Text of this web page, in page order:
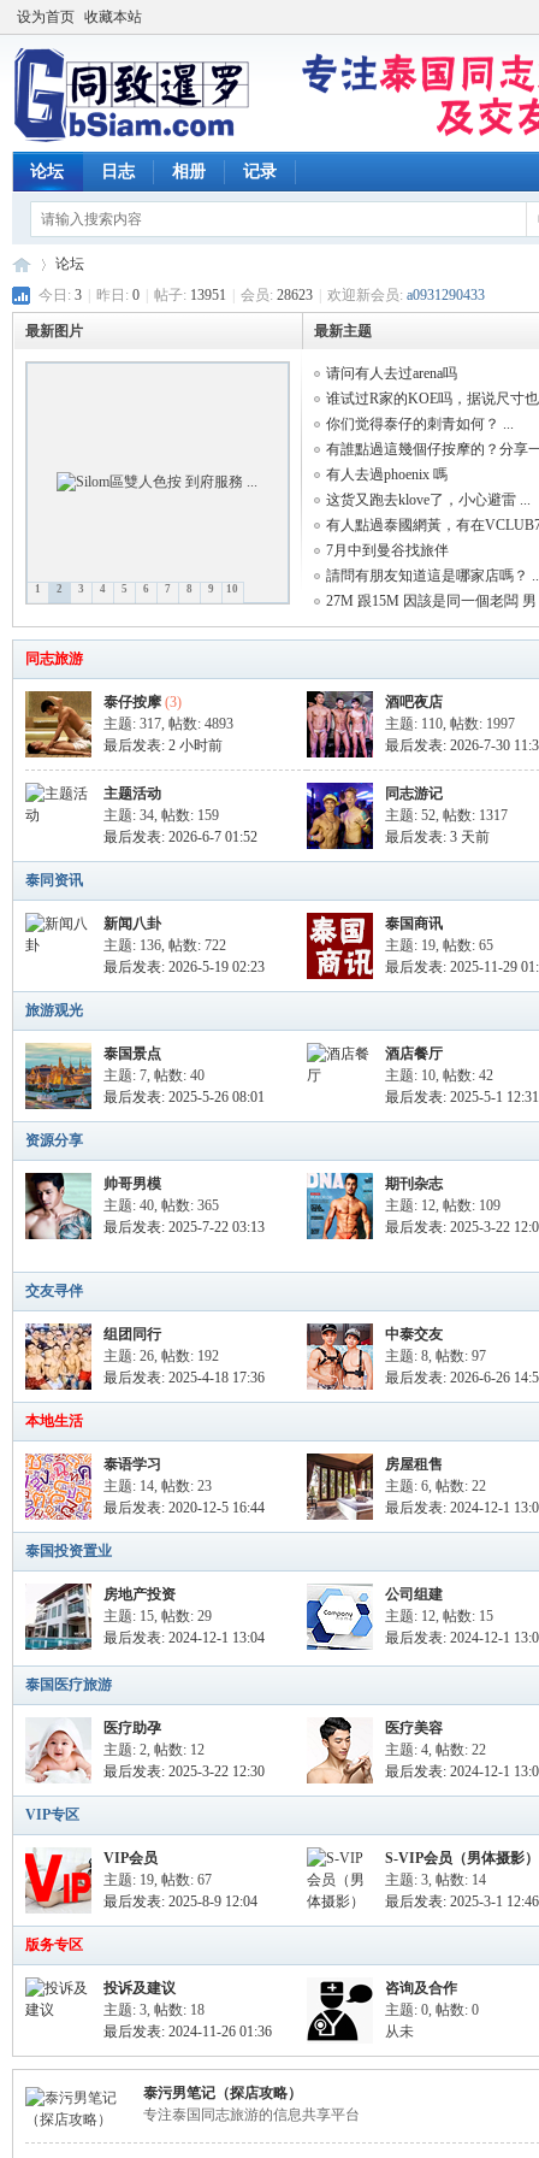
设为首页 收藏本站
论坛 日志 相册 记录
致
罗
（
Gb
Sia
m.
»
论坛
今日: 3 昨日: 0 帖子: 13951 会员: 28623 欢迎新会员: a0931290433
最新图片
1 2 3 4 5 6 7 8 9 10
最新主题
请问有人去过arena吗
谁试过R家的KOE吗，据说尺寸
你们觉得泰仔的刺青如何？ ...
有誰點過這幾個仔按摩的？分享
有人去過phoenix 嗎
这货又跑去klove了，小心避雷 ...
有人點過泰國網黃，有在
7月中到曼谷找旅伴
請問有朋友知道這是哪家店嗎？
27M 跟15M 因該是同一個老闆 男
同志旅游
泰仔按摩(3)
主题: 317, 帖数: 4893
最后发表: 2 小时前
酒吧夜店
主题: 110, 帖数: 1997
最后发表: 2026-7-30
主题活动
主题: 34, 帖数: 159
最后发表: 2026-6-7 01:52
同志游记
主题: 52, 帖数: 1317
最后发表: 3 天前
泰同资讯
新闻八卦
主题: 136, 帖数: 722
最后发表: 2026-5-19 02:23
泰国商讯
主题: 19, 帖数: 65
最后发表: 2025-11-29
旅游观光
泰国景点
主题: 7, 帖数: 40
最后发表: 2025-5-26 08:01
酒店餐厅
主题: 10, 帖数: 42
最后发表: 2025-5-1 12:31
资源分享
帅哥男模
主题: 40, 帖数: 365
最后发表: 2025-7-22 03:13
期刊杂志
主题: 12, 帖数: 109
最后发表: 2025-3-22
交友寻伴
组团同行
主题: 26, 帖数: 192
最后发表: 2025-4-18 17:36
中泰交友
主题: 8, 帖数: 97
最后发表: 2026-6-26
本地生活
泰语学习
主题: 14, 帖数: 23
最后发表: 2020-12-5 16:44
房屋租售
主题: 6, 帖数: 22
最后发表: 2024-12-1
泰国投资置业
房地产投资
主题: 15, 帖数: 29
最后发表: 2024-12-1 13:04
公司组建
主题: 12, 帖数: 15
最后发表: 2024-12-1
泰国医疗旅游
医疗助孕
主题: 2, 帖数: 12
最后发表: 2025-3-22 12:30
医疗美容
主题: 4, 帖数: 22
最后发表: 2024-12-1
VIP专区
VIP会员
主题: 19, 帖数: 67
最后发表: 2025-8-9 12:04
S-VIP会员（男体摄影）
主题: 3, 帖数: 14
最后发表: 2025-3-1 12:46
版务专区
投诉及建议
主题: 3, 帖数: 18
最后发表: 2024-11-26 01:36
咨询及合作
主题: 0, 帖数: 0
从未
泰污男笔记（探店攻略）
专注泰国同志旅游的信息共享平台